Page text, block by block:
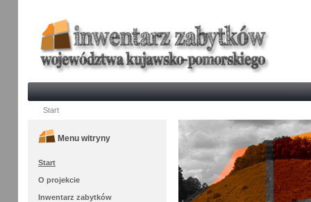
Start
Menu witryny
Start
O projekcie
Inwentarz zabytków